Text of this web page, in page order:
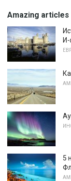
Amazing articles
И-
5